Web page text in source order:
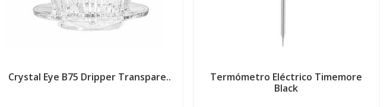
Crystal Eye B75 Dripper Transpare..
Termómetro Eléctrico Timemore
Black